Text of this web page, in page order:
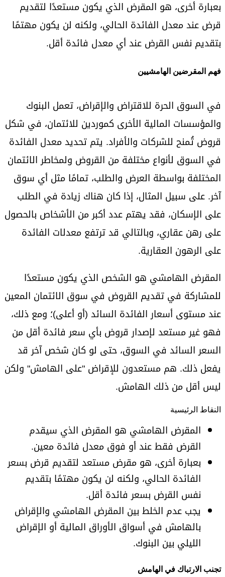
بعبارة أخرى، هو المقرض الذي يكون مستعدًا لتقديم
قرض عند معدل الفائدة الحالي، ولكنه لن يكون مهتمًا
بتقديم نفس القرض عند أي معدل فائدة أقل.
فهم المقرضين الهامشيين
في السوق الحرة للاقتراض والإقراض، تعمل البنوك
والمؤسسات المالية الأخرى كموردين للائتمان، في شكل
قروض تُمنح للشركات والأفراد. يتم تحديد معدل الفائدة
في السوق لأنواع مختلفة من القروض ولمخاطر الائتمان
المختلفة بواسطة العرض والطلب، تمامًا مثل أي سوق
آخر. على سبيل المثال، إذا كان هناك زيادة في الطلب
على الإسكان، فقد يهتم عدد أكبر من الأشخاص بالحصول
على رهن عقاري، وبالتالي قد ترتفع معدلات الفائدة
على الرهون العقارية.
المقرض الهامشي هو الشخص الذي يكون مستعدًا
للمشاركة في تقديم القروض في سوق الائتمان المعين
عند مستوى أسعار الفائدة السائد (أو أعلى)؛ ومع ذلك،
فهو غير مستعد لإصدار قروض بأي سعر فائدة أقل من
السعر السائد في السوق، حتى لو كان شخص آخر قد
يفعل ذلك. هم مستعدون للإقراض "على الهامش" ولكن
ليس أقل من ذلك الهامش.
النقاط الرئيسية
المقرض الهامشي هو المقرض الذي سيقدم
القرض فقط عند أو فوق معدل فائدة معين.
بعبارة أخرى، هو مقرض مستعد لتقديم قرض بسعر
الفائدة الحالي، ولكنه لن يكون مهتمًا بتقديم
نفس القرض بسعر فائدة أقل.
يجب عدم الخلط بين المقرض الهامشي والإقراض
بالهامش في أسواق الأوراق المالية أو الإقراض
الليلي بين البنوك.
تجنب الارتباك في الهامش